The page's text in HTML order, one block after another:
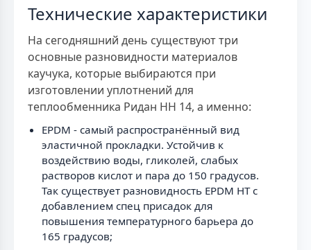
Технические характеристики
На сегодняшний день существуют три
основные разновидности материалов
каучука, которые выбираются при
изготовлении уплотнений для
теплообменника Ридан НН 14, а именно:
EPDM - самый распространённый вид
эластичной прокладки. Устойчив к
воздействию воды, гликолей, слабых
растворов кислот и пара до 150 градусов.
Так существует разновидность EPDM HT с
добавлением спец присадок для
повышения температурного барьера до
165 градусов;